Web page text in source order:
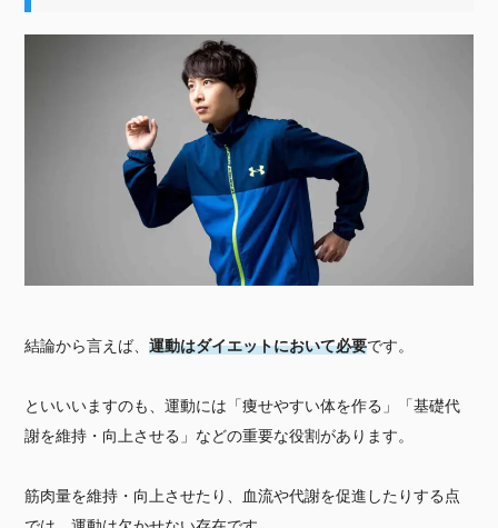
結論から言えば、運動はダイエットにおいて必要です。
といいいますのも、運動には「痩せやすい体を作る」「基礎代
謝を維持・向上させる」などの重要な役割があります。
筋肉量を維持・向上させたり、血流や代謝を促進したりする点